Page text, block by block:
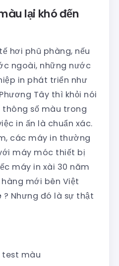
lại khó đến
hơi phũ phàng, nếu
ngoài, những nước
in phát triển như
Tây thì khỏi nói
thông số màu trong
in ấn là chuẩn xác.
các máy in thường
máy móc thiết bị
máy in xài 30 năm
mới bên Việt
? Nhưng đó là sự thật
test màu